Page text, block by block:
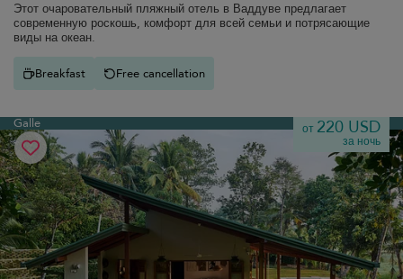
Этот очаровательный пляжный отель в Ваддуве предлагает
современную роскошь, комфорт для всей семьи и потрясающие
виды на океан.
Breakfast Free cancellation
Galle от 220 USD
за ночь